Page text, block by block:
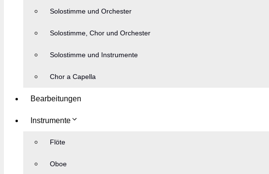
Solostimme und Orchester
Solostimme, Chor und Orchester
Solostimme und Instrumente
Chor a Capella
Bearbeitungen
Instrumente
Flöte
Oboe